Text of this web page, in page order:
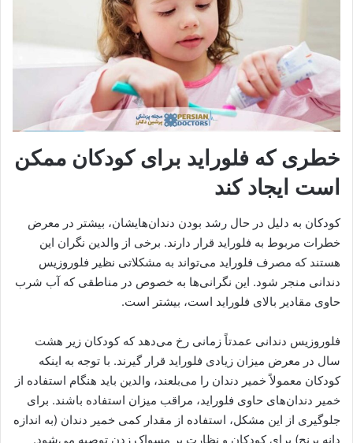
خطری که فلوراید برای کودکان ممکن
است ایجاد کند
کودکان به دلیل در حال رشد بودن دندان‌هایشان، بیشتر در معرض
خطرات مربوط به فلوراید قرار دارند. برخی از والدین نگران این
هستند که مصرف فلوراید می‌تواند به مشکلاتی نظیر فلوروزیس
دندانی منجر شود. این نگرانی‌ها به خصوص در مناطقی که آب شرب
حاوی مقادیر بالای فلوراید است، بیشتر است.
فلوروزیس دندانی عمدتاً زمانی رخ می‌دهد که کودکان زیر هشت
سال در معرض میزان زیادی فلوراید قرار گیرند. با توجه به اینکه
کودکان معمولاً خمیر دندان را می‌بلعند، والدین باید هنگام استفاده از
خمیر دندان‌های حاوی فلوراید، مراقب میزان استفاده باشند. برای
جلوگیری از این مشکل، استفاده از مقدار کمی خمیر دندان (به اندازه
دانه برنج) برای کودکان و نظارت بر مسواک زدن توصیه می‌شود.